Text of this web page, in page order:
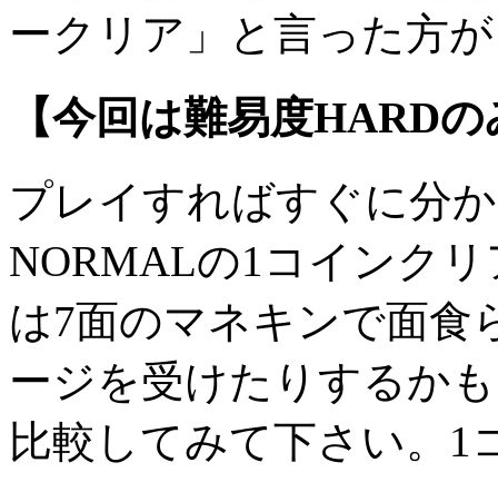
ークリア」と言った方
【今回は難易度HARD
プレイすればすぐに分
NORMALの1コインク
は7面のマネキンで面食
ージを受けたりするか
比較してみて下さい。